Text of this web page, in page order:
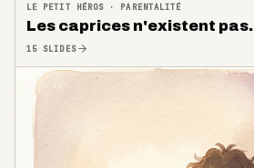
LE PETIT HÉROS · PARENTALITÉ
Les caprices n'existent pas.
15 SLIDES